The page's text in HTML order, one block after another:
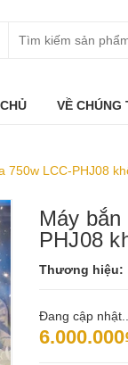
VỀ CHÚNG
750w LCC-PHJ08
Máy
PHJ08
Thương hiệu:
Đang cập nhật...